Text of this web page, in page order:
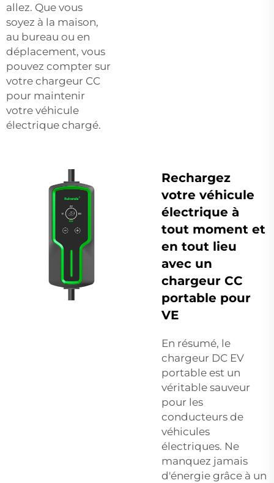
allez. Que vous
soyez à la maison,
au bureau ou en
déplacement, vous
pouvez compter sur
votre chargeur CC
pour maintenir
votre véhicule
électrique chargé.
Rechargez
votre véhicule
électrique à
tout moment et
en tout lieu
avec un
chargeur CC
portable pour
VE
En résumé, le
chargeur DC EV
portable est un
véritable sauveur
pour les
conducteurs de
véhicules
électriques. Ne
manquez jamais
d'énergie grâce à un